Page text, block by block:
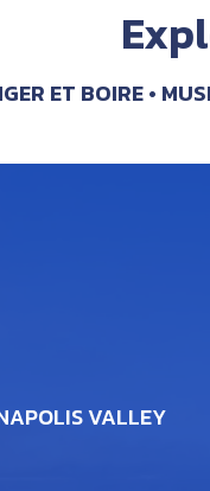
ET BOIRE
VALLEY